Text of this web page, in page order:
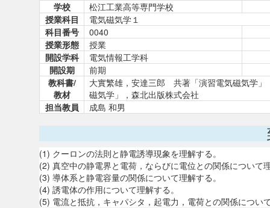
学校
松江工業高等専門学校
授業科目
電気磁気学１
科目番号
0040
授業形態
授業
開設学科
電気情報工学科
開設期
前期
教科書/
教材
大實繁雄，安達三郎 共著「演習電気磁気学
磁気学」，森北出版株式会社
担当教員
成島 和男
(1) クーロンの法則と静電誘導現象を理解する。
(2) 真空中の静電界と電荷，ならびに電位との関係について
(3) 導体系と静電容量の関係について理解する。
(4) 誘電体の作用について理解する。
(5) 電流と抵抗，キャパシタ，起電力，電荷との関係につい